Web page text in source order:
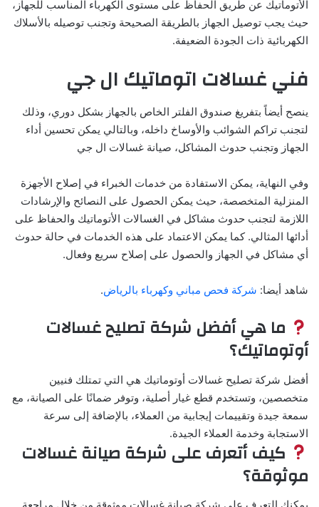
الأتوماتيك عن طريق الحفاظ على مستوى الكهرباء المناسب للجهاز،
حيث يجب توصيل الجهاز بالطريقة الصحيحة وتجنب توصيله بالأسلاك
الكهربائية ذات الجودة الضعيفة.
فني غسالات اتوماتيك ال جي
ينصح أيضاً بتفريغ صندوق الفلتر الخاص بالجهاز بشكل دوري، وذلك
لتجنب تراكم الشوائب والأوساخ داخله، وبالتالي يمكن تحسين أداء
الجهاز وتجنب حدوث المشاكل، صيانة غسالات ال جي
وفي النهاية، يمكن الاستفادة من خدمات الخبراء في إصلاح الأجهزة
المنزلية المتخصصة، حيث يمكن الحصول على النصائح والإرشادات
اللازمة لتجنب حدوث مشاكل في الغسالات الأتوماتيك والحفاظ على
أدائها المثالي. كما يمكن الاعتماد على هذه الخدمات في حالة حدوث
أي مشاكل في الجهاز والحصول على إصلاح سريع وفعال.
شاهد أيضا: شركة فحص مباني وكهرباء بالرياض.
ما هي أفضل شركة تصليح غسالات
أوتوماتيك؟
أفضل شركة تصليح غسالات أوتوماتيك هي التي تمتلك فنيين
متخصصين، وتستخدم قطع غيار أصلية، وتوفر ضمانًا على الصيانة، مع
سمعة جيدة وتقييمات إيجابية من العملاء، بالإضافة إلى سرعة
الاستجابة وخدمة العملاء الجيدة.
كيف أتعرف على شركة صيانة غسالات
موثوقة؟